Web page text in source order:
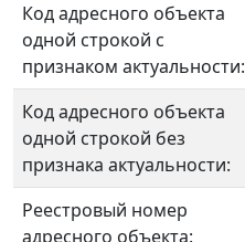
Код адресного объекта
одной строкой с
признаком актуальности:
Код адресного объекта
одной строкой без
признака актуальности:
Реестровый номер
адресного объекта: